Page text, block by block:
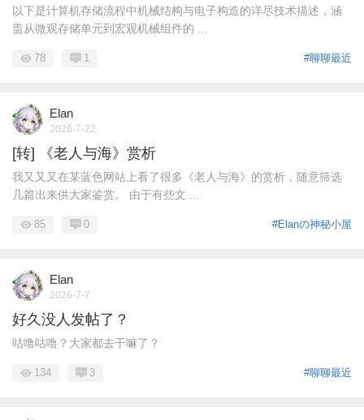
以下是计算机存储流程中机械结构与电子构造的详尽技术描述，涵
盖从微观存储单元到宏观机械组件的 ...
#聊聊最近
78 1
Elan
2026-7-22
[转] 《老人与海》赏析
我又又又在某蓝色网站上看了很多《老人与海》的赏析，随意筛选
几篇出来供大家鉴赏。 由于有些文 ...
#Elanの神秘小屋
85 0
Elan
2026-7-7
好久没人发帖了？
咕噜咕噜？大家都去干嘛了？
#聊聊最近
134 3